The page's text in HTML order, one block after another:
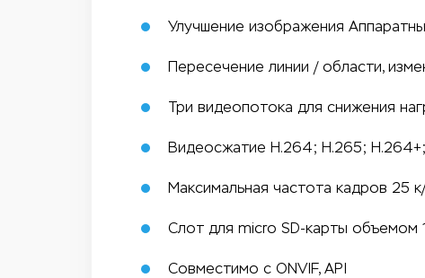
Улучшение изображения
Пересечение линии / области,
Три видеопотока для снижения
Видеосжатие H.264; H.265; H.264+;
Максимальная частота кадров 25
Слот для micro SD-карты объемом
Совместимо с ONVIF, API